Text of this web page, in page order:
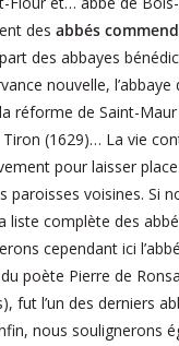
des abbés
des abbayes
nouvelle,
réforme de Saint-Maur
(1629)… La vie
pour laisser
paroisses voisines. Si
liste complète des
cependant ici l’abbé
poète Pierre de
fut l’un des derniers
nous soulignerons